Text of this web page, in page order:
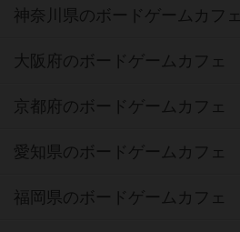
神奈川県のボードゲームカフェ
大阪府のボードゲームカフェ
京都府のボードゲームカフェ
愛知県のボードゲームカフェ
福岡県のボードゲームカフェ